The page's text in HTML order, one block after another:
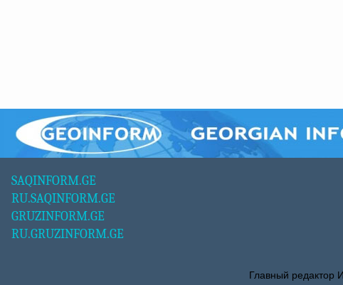
SAQINFORM.GE
RU.SAQINFORM.GE
GRUZINFORM.GE
RU.GRUZINFORM.GE
Главный редактор